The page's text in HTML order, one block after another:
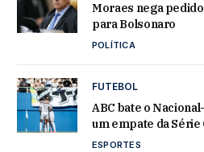
Moraes nega
para Bolsonaro
POLÍTICA
FUTEBOL
ABC bate o
um empate da Série
ESPORTES